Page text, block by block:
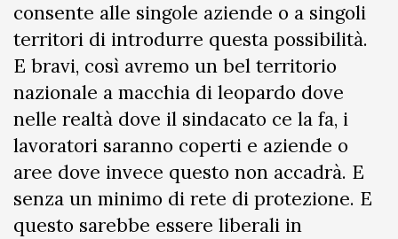
consente alle singole aziende o a singoli
territori di introdurre questa possibilità.
E bravi, così avremo un bel territorio
nazionale a macchia di leopardo dove
nelle realtà dove il sindacato ce la fa, i
lavoratori saranno coperti e aziende o
aree dove invece questo non accadrà. E
senza un minimo di rete di protezione. E
questo sarebbe essere liberali in